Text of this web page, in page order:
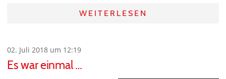
WEITERLESEN
02. Juli 2018 um 12:19
Es war einmal …